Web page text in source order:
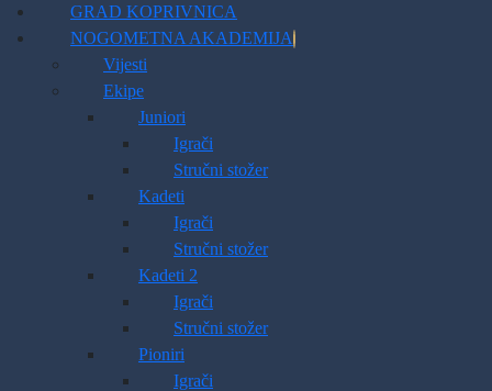
GRAD KOPRIVNICA
NOGOMETNA AKADEMIJA
Vijesti
Ekipe
Juniori
Igrači
Stručni stožer
Kadeti
Igrači
Stručni stožer
Kadeti 2
Igrači
Stručni stožer
Pioniri
Igrači